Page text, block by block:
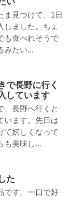
ま見つけて、1日
しました。ちょ
も食べれそうで
みたい...
で長野に行く
しています
、長野へ行くと
います。先日は
て嬉しくなって
も美味し...
た
です。一口で好